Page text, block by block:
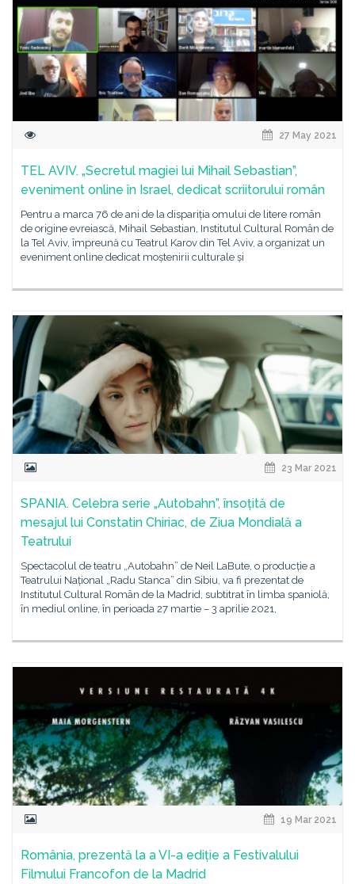
27 May 2021
TEL AVIV. „Secretul magiei lui Mihail Sebastian”,
eveniment online în Israel, dedicat scriitorului român
Pentru a marca 76 de ani de la dispariția omului de litere român
de origine evreiască, Mihail Sebastian, Institutul Cultural Român de
la Tel Aviv, împreună cu Teatrul Karov din Tel Aviv, a organizat un
eveniment online dedicat moștenirii culturale și
23 Mar 2021
SPANIA. Celebra serie „Autobahn”, însoțită de
mesajul lui Constatin Chiriac, de Ziua Mondială a
Teatrului
Spectacolul de teatru „Autobahn” de Neil LaBute, o producție a
Teatrului Național „Radu Stanca” din Sibiu, va fi prezentat de
Institutul Cultural Român de la Madrid, subtitrat în limba spaniolă,
în mediul online, în perioada 27 martie – 3 aprilie 2021,
19 Mar 2021
România, prezentă la a VI-a ediție a Festivalului
Filmului Francofon de la Madrid